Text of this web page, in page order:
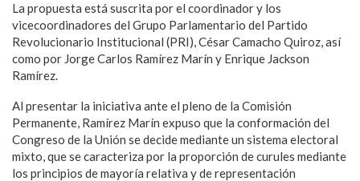
La propuesta está suscrita por el coordinador y los
vicecoordinadores del Grupo Parlamentario del Partido
Revolucionario Institucional (PRI), César Camacho Quiroz, así
como por Jorge Carlos Ramírez Marín y Enrique Jackson
Ramírez.
Al presentar la iniciativa ante el pleno de la Comisión
Permanente, Ramírez Marín expuso que la conformación del
Congreso de la Unión se decide mediante un sistema electoral
mixto, que se caracteriza por la proporción de curules mediante
los principios de mayoría relativa y de representación